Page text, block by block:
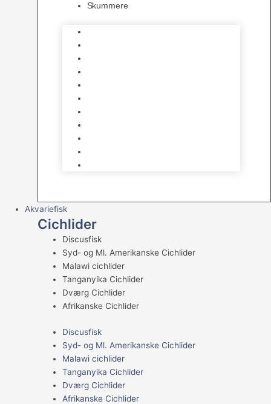
Skummere
Akvariefisk
Cichlider
Discusfisk
Syd- og Ml. Amerikanske Cichlider
Malawi cichlider
Tanganyika Cichlider
Dværg Cichlider
Afrikanske Cichlider
Discusfisk
Syd- og Ml. Amerikanske Cichlider
Malawi cichlider
Tanganyika Cichlider
Dværg Cichlider
Afrikanske Cichlider